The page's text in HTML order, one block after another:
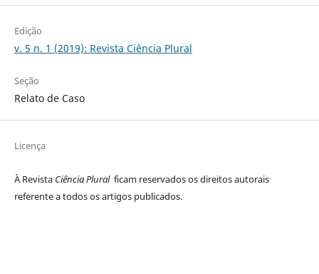
Edição
v. 5 n. 1 (2019): Revista Ciência Plural
Seção
Relato de Caso
Licença
À Revista Ciência Plural ficam reservados os direitos autorais
referente a todos os artigos publicados.